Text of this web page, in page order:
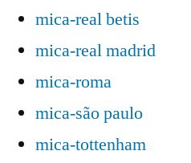
mica-real betis
mica-real madrid
mica-roma
mica-são paulo
mica-tottenham